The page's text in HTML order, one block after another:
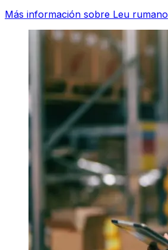
Más información sobre Leu rumano